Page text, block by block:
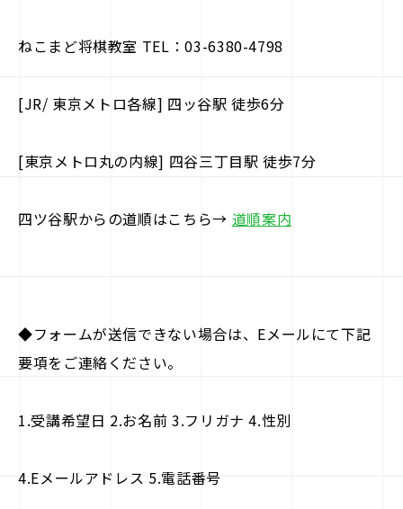
ねこまど将棋教室 TEL：03-6380-4798
[JR/ 東京メトロ各線] 四ッ谷駅 徒歩6分
[東京メトロ丸の内線] 四谷三丁目駅 徒歩7分
四ツ谷駅からの道順はこちら→ 道順案内
◆フォームが送信できない場合は、Eメールにて下記
要項をご連絡ください。
1.受講希望日 2.お名前 3.フリガナ 4.性別
4.Eメールアドレス 5.電話番号